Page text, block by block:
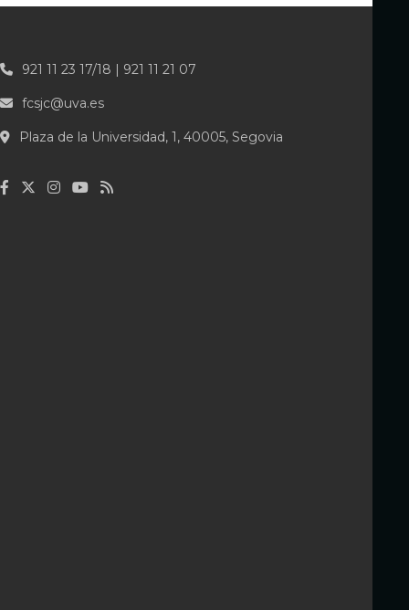
921 11 23 17/18 | 921 11 21 07
fcsjc@uva.es
Plaza de la Universidad, 1, 40005, Segovia